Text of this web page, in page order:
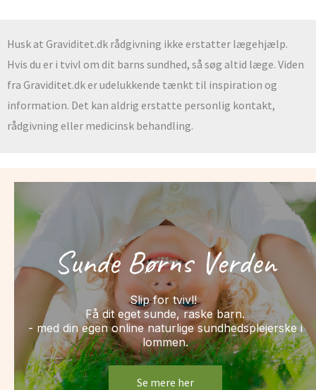
Husk at Graviditet.dk rådgivning ikke erstatter lægehjælp.
Hvis du er i tvivl om dit barns sundhed, så søg altid læge. Viden
fra Graviditet.dk er udelukkende tænkt til inspiration og
information. Det kan aldrig erstatte personlig kontakt,
rådgivning eller medicinsk behandling.
Sunde Børns Verden
Slip for tvivl!
Få dit eget sunde, raske barn.
- med din egen online naturlige sundhedsplejerske i
lommen.
Se mere her